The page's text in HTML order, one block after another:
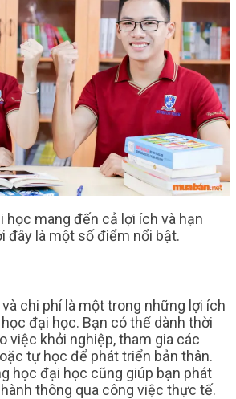
học mang đến cả lợi ích và hạn
đây là một số điểm nổi bật.
chi phí là một trong những lợi ích
đại học. Bạn có thể dành thời
việc khởi nghiệp, tham gia các
tự học để phát triển bản thân.
học đại học cũng giúp bạn phát
thông qua công việc thực tế.